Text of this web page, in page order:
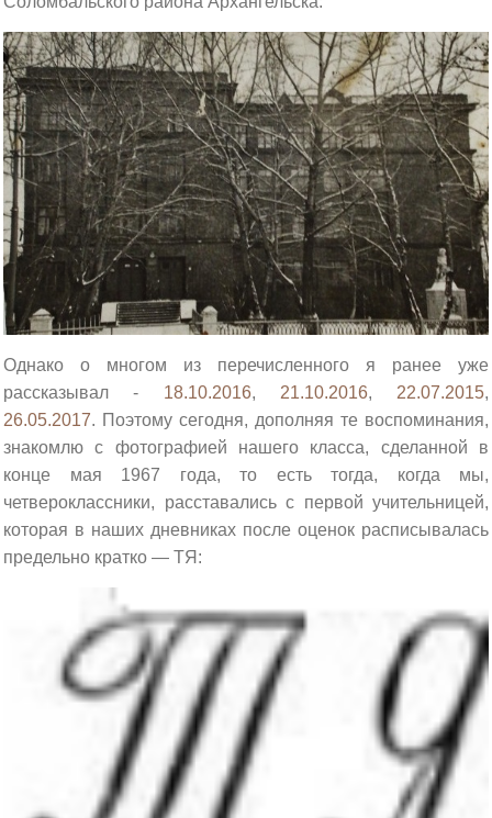
Однако о многом из перечисленного я ранее уже
рассказывал - 18.10.2016, 21.10.2016, 22.07.2015,
26.05.2017. Поэтому сегодня, дополняя те воспоминания,
знакомлю с фотографией нашего класса, сделанной в
конце мая 1967 года, то есть тогда, когда мы,
четвероклассники, расставались с первой учительницей,
которая в наших дневниках после оценок расписывалась
предельно кратко — ТЯ: